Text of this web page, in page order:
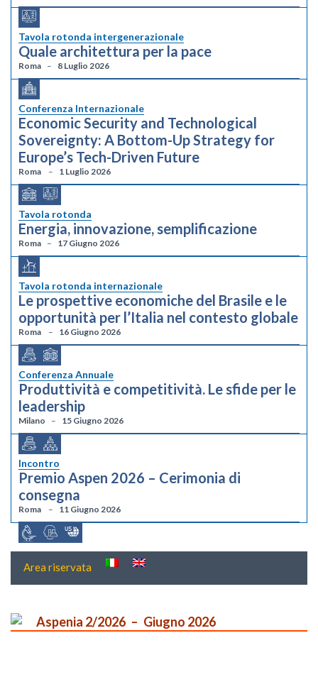
Tavola rotonda intergenerazionale
Quale architettura per la pace
Roma 8 Luglio 2026
Conferenza Internazionale
Economic Security and Technological
Sovereignty: A Bottom-Up Strategy for
Europe’s Tech-Driven Future
Roma 1 Luglio 2026
Tavola rotonda
Energia, innovazione, semplificazione
Roma 17 Giugno 2026
Tavola rotonda internazionale
Le prospettive economiche del Brasile e le
opportunità per l’Italia nel contesto globale
Roma 16 Giugno 2026
Conferenza Annuale
Produttività e competitività. Le sfide per le
leadership
Milano 15 Giugno 2026
Incontro
Premio Aspen 2026 – Cerimonia di
consegna
Roma 11 Giugno 2026
Area riservata
Aspenia 2/2026 Giugno 2026